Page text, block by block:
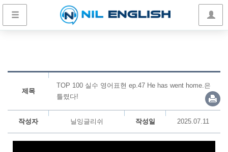
제목
TOP 100 실수 영어표현 ep.47 He has went home.은
틀렸다!
작성자 닐잉글리쉬 작성일 2025.07.11